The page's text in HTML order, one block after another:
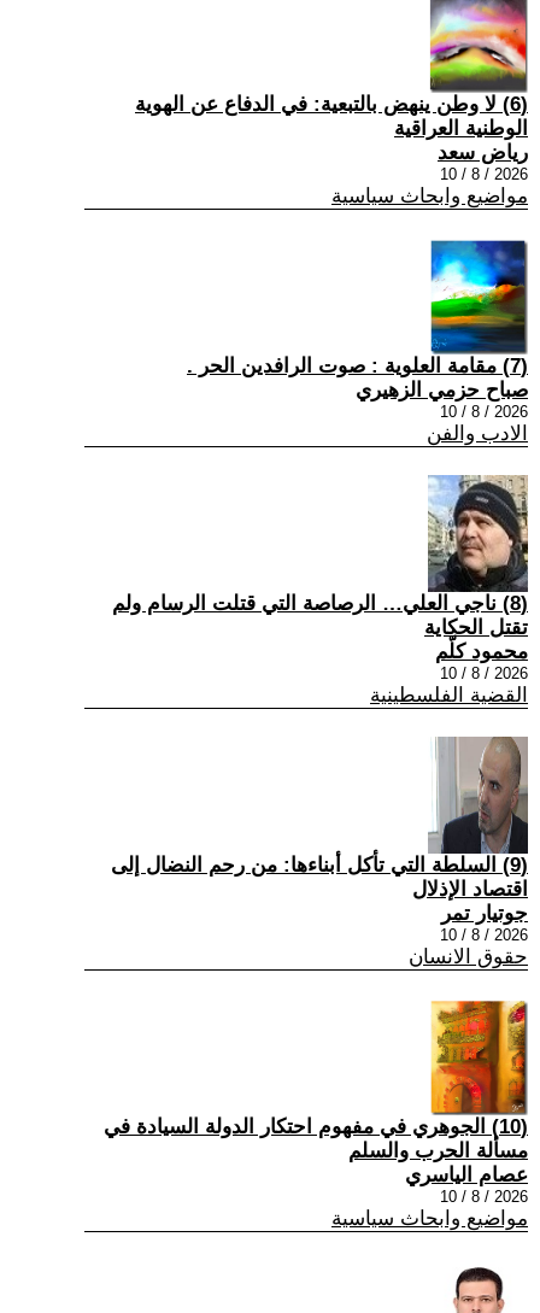
(6) لا وطن ينهض بالتبعية: في الدفاع عن الهوية
الوطنية العراقية
رياض سعد
2026 / 8 / 10
مواضيع وابحاث سياسية
(7) مقامة العلوية : صوت الرافدين الحر .
صباح حزمي الزهيري
2026 / 8 / 10
الادب والفن
(8) ناجي العلي… الرصاصة التي قتلت الرسام ولم
تقتل الحكاية
محمود كلّم
2026 / 8 / 10
القضية الفلسطينية
(9) السلطة التي تأكل أبناءها: من رحم النضال إلى
اقتصاد الإذلال
جوتيار تمر
2026 / 8 / 10
حقوق الانسان
(10) الجوهري في مفهوم احتكار الدولة السيادة في
مسألة الحرب والسلم
عصام الياسري
2026 / 8 / 10
مواضيع وابحاث سياسية